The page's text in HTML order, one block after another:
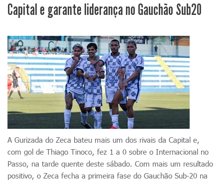
Capital e garante liderança no Gauchão Sub20
A Gurizada do Zeca bateu mais um dos rivais da Capital e,
com gol de Thiago Tinoco, fez 1 a 0 sobre o Internacional no
Passo, na tarde quente deste sábado. Com mais um resultado
positivo, o Zeca fecha a primeira fase do Gauchão Sub-20 na